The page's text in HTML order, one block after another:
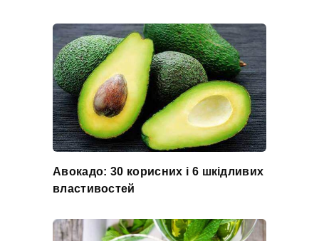
Авокадо: 30 корисних і 6 шкідливих
властивостей